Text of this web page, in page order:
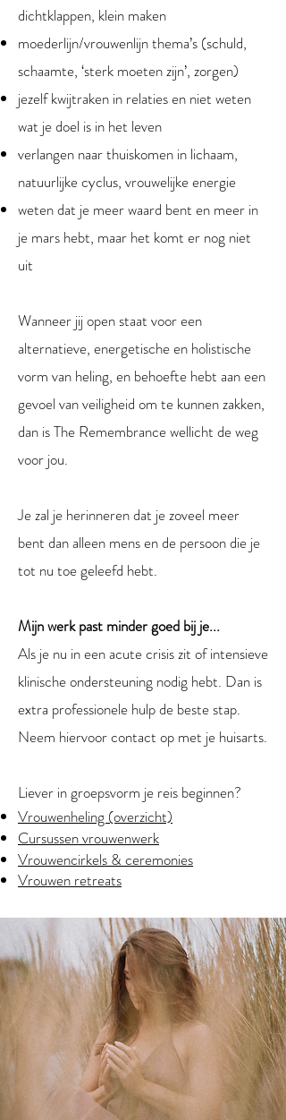
dichtklappen, klein maken
moederlijn/vrouwenlijn thema’s (schuld,
schaamte, ‘sterk moeten zijn’, zorgen)
jezelf kwijtraken in relaties en niet weten
wat je doel is in het leven
verlangen naar thuiskomen in lichaam,
natuurlijke cyclus, vrouwelijke energie
weten dat je meer waard bent en meer in
je mars hebt, maar het komt er nog niet
uit
Wanneer jij open staat voor een
alternatieve, energetische en holistische
vorm van heling, en behoefte hebt aan een
gevoel van veiligheid om te kunnen zakken,
dan is The Remembrance wellicht de weg
voor jou.
Je zal je herinneren dat je zoveel meer
bent dan alleen mens en de persoon die je
tot nu toe geleefd hebt.
Mijn werk past minder goed bij je...
Als je nu in een acute crisis zit of intensieve
klinische ondersteuning nodig hebt. Dan is
extra professionele hulp de beste stap.
Neem hiervoor contact op met je huisarts.
Liever in groepsvorm je reis beginnen?
Vrouwenheling (overzicht)
Cursussen vrouwenwerk
Vrouwencirkels & ceremonies
Vrouwen retreats